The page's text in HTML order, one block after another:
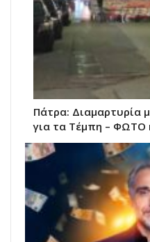
Πάτρα: Διαμαρτυρία
για τα Τέμπη – ΦΩΤΟ